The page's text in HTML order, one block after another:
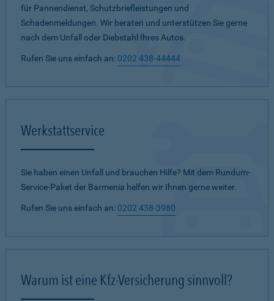
für Pannendienst, Schutzbriefleistungen und
Schadenmeldungen. Wir beraten und unterstützen Sie gerne
nach dem Unfall oder Diebstahl Ihres Autos.
Rufen Sie uns einfach an: 0202 438-44444
Werkstattservice
Sie haben einen Unfall und brauchen Hilfe? Mit dem Rundum-
Service-Paket der Barmenia helfen wir Ihnen gerne weiter.
Rufen Sie uns einfach an: 0202 438-3980
Warum ist eine Kfz-Versicherung sinnvoll?